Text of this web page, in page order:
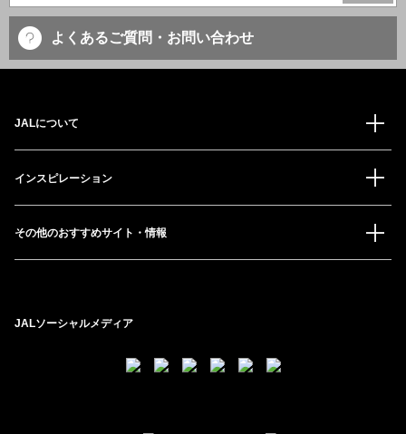
よくあるご質問・お問い合わせ
JALについて
インスピレーション
その他のおすすめサイト・情報
JALソーシャルメディア